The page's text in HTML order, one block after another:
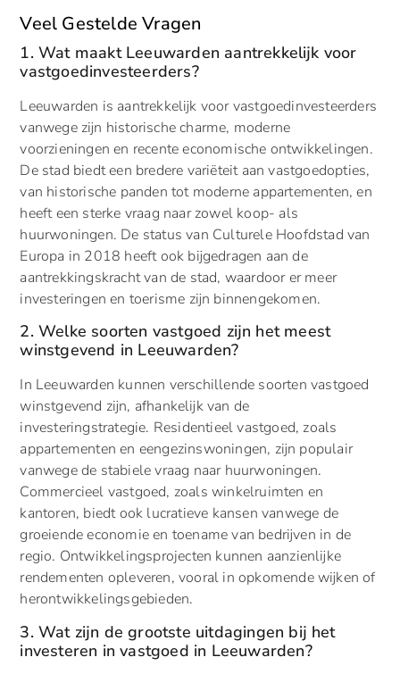
Veel Gestelde Vragen
1. Wat maakt Leeuwarden aantrekkelijk voor
vastgoedinvesteerders?
Leeuwarden is aantrekkelijk voor vastgoedinvesteerders
vanwege zijn historische charme, moderne
voorzieningen en recente economische ontwikkelingen.
De stad biedt een bredere variëteit aan vastgoedopties,
van historische panden tot moderne appartementen, en
heeft een sterke vraag naar zowel koop- als
huurwoningen. De status van Culturele Hoofdstad van
Europa in 2018 heeft ook bijgedragen aan de
aantrekkingskracht van de stad, waardoor er meer
investeringen en toerisme zijn binnengekomen.
2. Welke soorten vastgoed zijn het meest
winstgevend in Leeuwarden?
In Leeuwarden kunnen verschillende soorten vastgoed
winstgevend zijn, afhankelijk van de
investeringstrategie. Residentieel vastgoed, zoals
appartementen en eengezinswoningen, zijn populair
vanwege de stabiele vraag naar huurwoningen.
Commercieel vastgoed, zoals winkelruimten en
kantoren, biedt ook lucratieve kansen vanwege de
groeiende economie en toename van bedrijven in de
regio. Ontwikkelingsprojecten kunnen aanzienlijke
rendementen opleveren, vooral in opkomende wijken of
herontwikkelingsgebieden.
3. Wat zijn de grootste uitdagingen bij het
investeren in vastgoed in Leeuwarden?